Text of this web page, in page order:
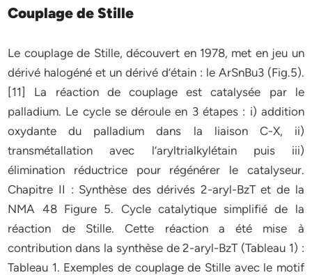
Couplage de Stille
Le couplage de Stille, découvert en 1978, met en jeu un
dérivé halogéné et un dérivé d’étain : le ArSnBu3 (Fig.5).
[11] La réaction de couplage est catalysée par le
palladium. Le cycle se déroule en 3 étapes : i) addition
oxydante du palladium dans la liaison C-X, ii)
transmétallation avec l’aryltrialkylétain puis iii)
élimination réductrice pour régénérer le catalyseur.
Chapitre II : Synthèse des dérivés 2-aryl-BzT et de la
NMA 48 Figure 5. Cycle catalytique simplifié de la
réaction de Stille. Cette réaction a été mise à
contribution dans la synthèse de 2-aryl-BzT (Tableau 1) :
Tableau 1. Exemples de couplage de Stille avec le motif